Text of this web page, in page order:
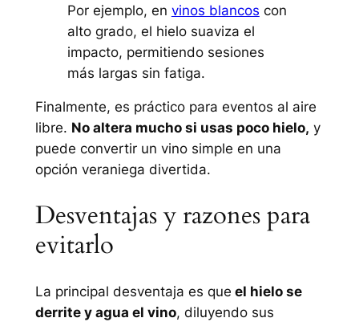
Por ejemplo, en vinos blancos con
alto grado, el hielo suaviza el
impacto, permitiendo sesiones
más largas sin fatiga.
Finalmente, es práctico para eventos al aire
libre. No altera mucho si usas poco hielo, y
puede convertir un vino simple en una
opción veraniega divertida.
Desventajas y razones para
evitarlo
La principal desventaja es que el hielo se
derrite y agua el vino, diluyendo sus